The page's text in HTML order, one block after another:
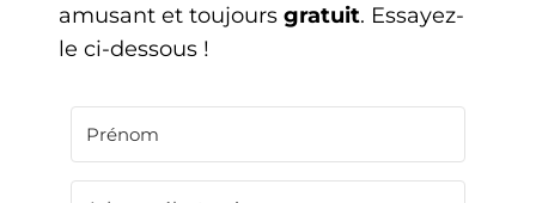
amusant et toujours gratuit. Essayez-
le ci-dessous !